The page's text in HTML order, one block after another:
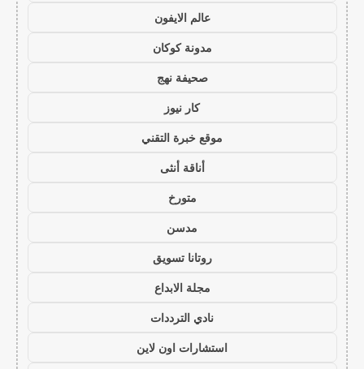
عالم الايفون
مدونة كوكان
صحيفة نهج
كار نيوز
موقع خبرة التقني
أناقة أنثى
متورخ
مدسن
روتانا تسويق
مجلة الابداع
نادي الترددات
استشارات اون لاين